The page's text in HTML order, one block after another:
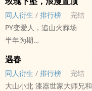
同人衍生 / 排行榜
完结
PY变爱人，追山火葬场
半年为期
完结 - HE - 狗血 - 第三人称
破镜重圆 - 直掰弯
遇春
同人衍生 / 排行榜
完结
大山小北 漆器世家大师兄